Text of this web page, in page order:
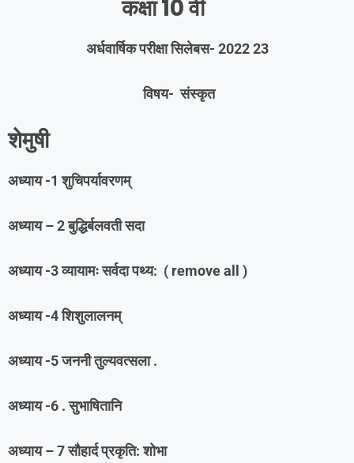
कक्षा 10 वी
अर्धवार्षिक परीक्षा सिलेबस- 2022 23
विषय- संस्कृत
शेमुषी
अध्याय -1 शुचिपर्यावरणम्
अध्याय – 2 बुद्धिर्बलवती सदा
अध्याय -3 व्यायामः सर्वदा पथ्य: ( remove all )
अध्याय -4 शिशुलालनम्
अध्याय -5 जननी तुल्यवत्सला .
अध्याय -6 . सुभाषितानि
अध्याय – 7 सौहार्द प्रकृति: शोभा